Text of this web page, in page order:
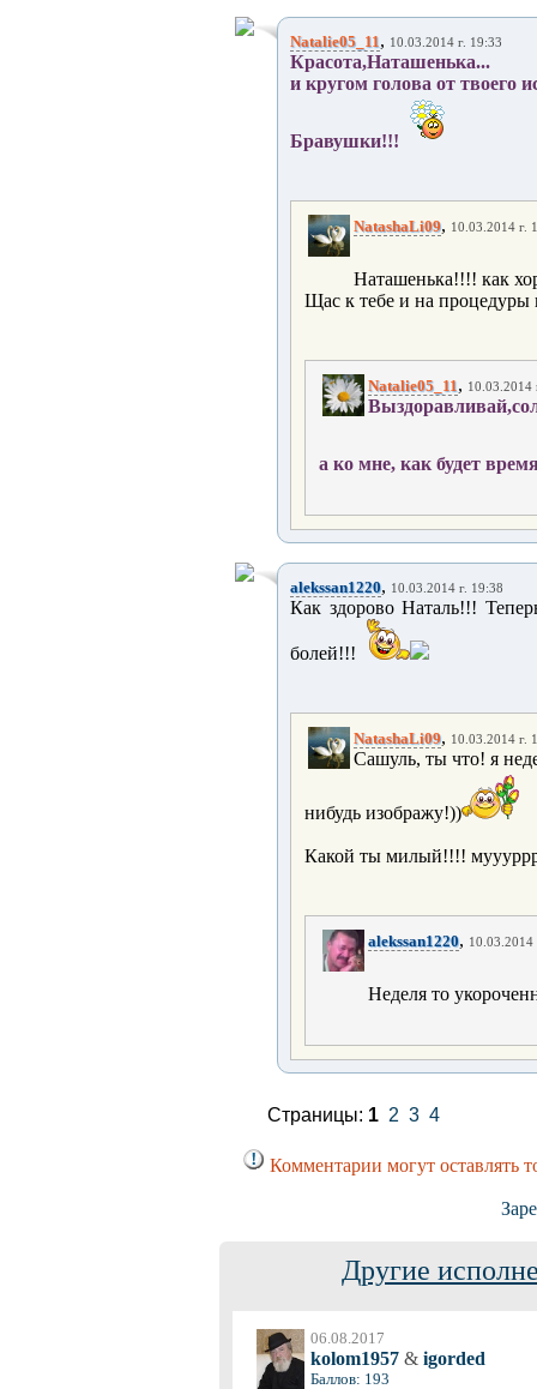
Natalie05_11, 10.03.2014 г. 19:33
Красота,Наташенька...
и кругом голова от твоего
Бравушки!!!
NatashaLi09, 10.03.2014 г.
Наташенька!!!! как
Щас к тебе и на процедуры
Natalie05_11, 10.03.2014
а ко мне, как будет
alekssan1220, 10.03.2014 г. 19:38
Как здорово Наталь!!!
болей!!!
NatashaLi09, 10.03.2014 г.
Сашуль, ты что! я
нибудь изображу!))
Какой ты милый!!!!
alekssan1220, 10.03.2014
Неделя то
Страницы: 1 2 3 4
Комментарии могут оставлять
Другие
06.08.2017
kolom1957 & igorded
Баллов: 193